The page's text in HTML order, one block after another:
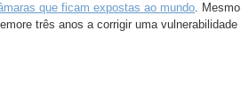
que ficam expostas ao mundo. Mesmo
três anos a corrigir uma vulnerabilidade